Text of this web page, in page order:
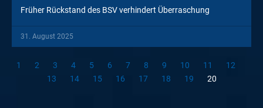
Früher Rückstand des BSV verhindert Überraschung
31. August 2025
1 2 3 4 5 6 7 8 9 10 11
12
13
14 15 16 17 18 19 20